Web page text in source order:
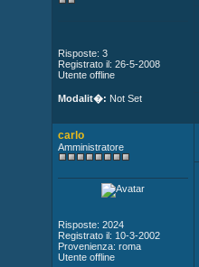
Risposte: 3
Registrato il: 26-5-2008
Utente offline
Modalit�: Not Set
carlo
Amministratore
Risposte: 2024
Registrato il: 10-3-2002
Provenienza: roma
Utente offline